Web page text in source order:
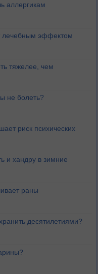
аллергикам
лечебным эффектом
тяжелее, чем
не болеть?
риск психических
и хандру в зимние
раны
десятилетиями?